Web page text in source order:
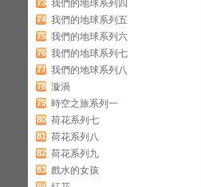
73 我們的地球系列四
74 我們的地球系列五
75 我們的地球系列六
76 我們的地球系列七
77 我們的地球系列八
78 漩渦
79 時空之旅系列一
80 荷花系列七
81 荷花系列八
82 荷花系列九
83 戲水的女孩